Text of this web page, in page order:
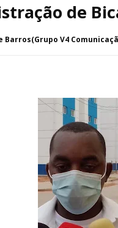
de
Barros(Grupo V4